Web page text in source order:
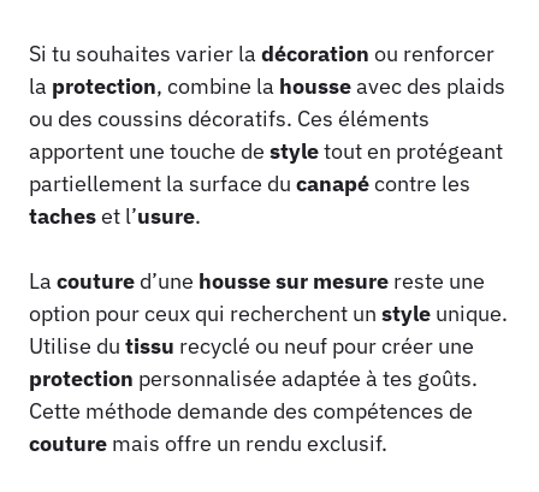
Si tu souhaites varier la décoration ou renforcer
la protection, combine la housseavec des plaids
ou des coussins décoratifs. Ces éléments
apportent une touche de styletout en protégeant
partiellement la surface du canapécontre les
tacheset l’usure.
La couture d’une housse sur mesure reste une
option pour ceux qui recherchent un style unique.
Utilise du tissu recyclé ou neuf pour créer une
protection personnalisée adaptée à tes goûts.
Cette méthode demande des compétences de
couture mais offre un rendu exclusif.